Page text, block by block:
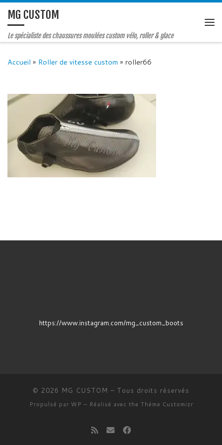
MG CUSTOM
Le spécialiste des chaussures moulées custom vélo, roller & glace
Accueil » Roller de vitesse custom » roller66
https://www.instagram.com/mg_custom_boots
© 2026 MG CUSTOM – Tous droits réservés
Propulsé par WP – Réalisé avec the Thème Customizr